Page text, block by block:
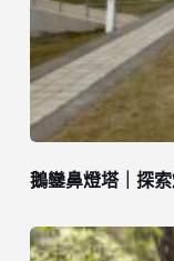
鵝鑾鼻燈塔｜探